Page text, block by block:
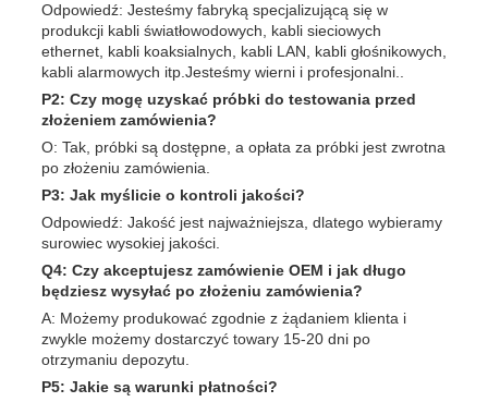
Odpowiedź: Jesteśmy fabryką specjalizującą się w
produkcji kabli światłowodowych, kabli sieciowych
ethernet, kabli koaksialnych, kabli LAN, kabli głośnikowych,
kabli alarmowych itp.Jesteśmy wierni i profesjonalni..
P2: Czy mogę uzyskać próbki do testowania przed
złożeniem zamówienia?
O: Tak, próbki są dostępne, a opłata za próbki jest zwrotna
po złożeniu zamówienia.
P3: Jak myślicie o kontroli jakości?
Odpowiedź: Jakość jest najważniejsza, dlatego wybieramy
surowiec wysokiej jakości.
Q4: Czy akceptujesz zamówienie OEM i jak długo
będziesz wysyłać po złożeniu zamówienia?
A: Możemy produkować zgodnie z żądaniem klienta i
zwykle możemy dostarczyć towary 15-20 dni po
otrzymaniu depozytu.
P5: Jakie są warunki płatności?